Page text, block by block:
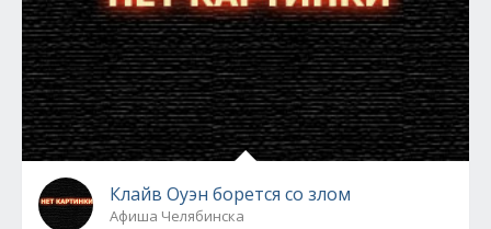
Клайв Оуэн борется со злом
Афиша Челябинска